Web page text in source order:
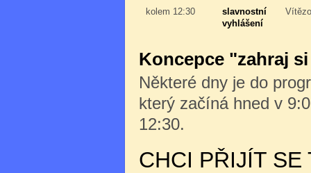
kolem 12:30
slavnostní
vyhlášení
Koncepce "zahraj
Některé dny je do
který začíná hned v
12:30.
CHCI PŘIJÍT SE